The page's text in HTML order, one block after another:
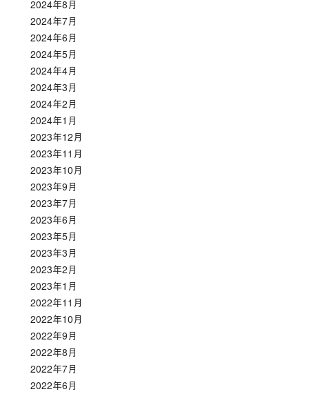
2024年8月
2024年7月
2024年6月
2024年5月
2024年4月
2024年3月
2024年2月
2024年1月
2023年12月
2023年11月
2023年10月
2023年9月
2023年7月
2023年6月
2023年5月
2023年3月
2023年2月
2023年1月
2022年11月
2022年10月
2022年9月
2022年8月
2022年7月
2022年6月